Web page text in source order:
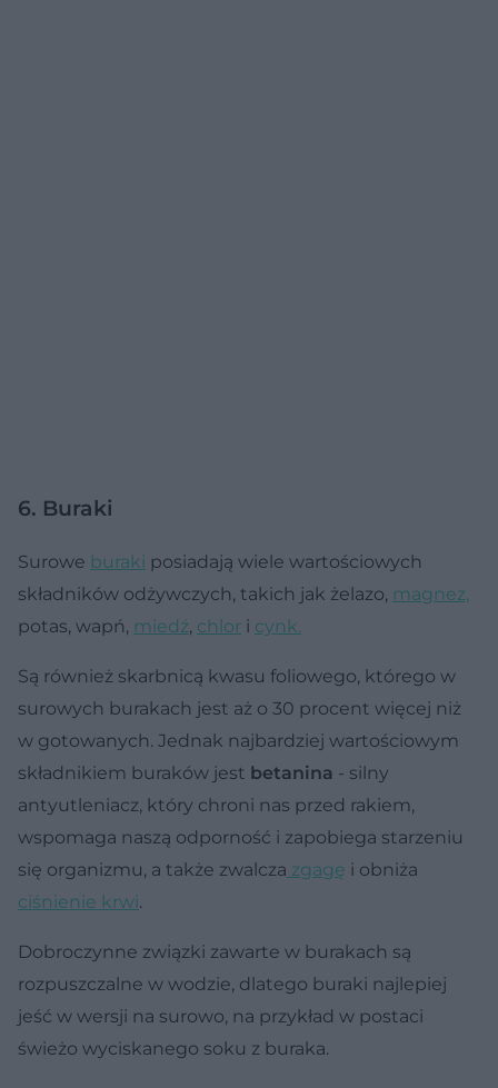
6. Buraki
Surowe buraki posiadają wiele wartościowych
składników odżywczych, takich jak żelazo, magnez,
potas, wapń, miedź, chlor i cynk.
Są również skarbnicą kwasu foliowego, którego w
surowych burakach jest aż o 30 procent więcej niż
w gotowanych. Jednak najbardziej wartościowym
składnikiem buraków jest betanina - silny
antyutleniacz, który chroni nas przed rakiem,
wspomaga naszą odporność i zapobiega starzeniu
się organizmu, a także zwalcza zgagę i obniża
ciśnienie krwi.
Dobroczynne związki zawarte w burakach są
rozpuszczalne w wodzie, dlatego buraki najlepiej
jeść w wersji na surowo, na przykład w postaci
świeżo wyciskanego soku z buraka.